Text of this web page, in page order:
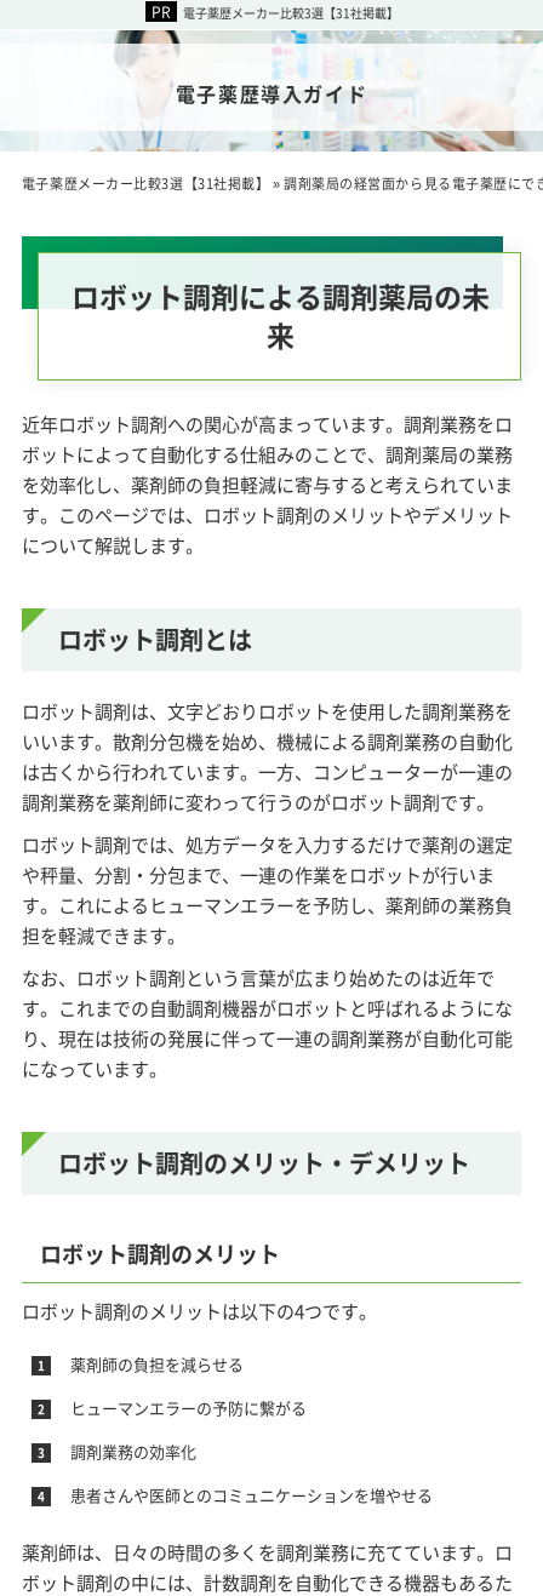
電子薬歴メーカー比較3選【31社掲載】
電子薬歴導入ガイド
電子薬歴メーカー比較3選【31社掲載】 »調剤薬局の経営面から見る電子薬歴にで
ロボット調剤による調剤薬局の未
来
近年ロボット調剤への関心が高まっています。調剤業務をロ
ボットによって自動化する仕組みのことで、調剤薬局の業務
を効率化し、薬剤師の負担軽減に寄与すると考えられていま
す。このページでは、ロボット調剤のメリットやデメリット
について解説します。
ロボット調剤とは
ロボット調剤は、文字どおりロボットを使用した調剤業務を
いいます。散剤分包機を始め、機械による調剤業務の自動化
は古くから行われています。一方、コンピューターが一連の
調剤業務を薬剤師に変わって行うのがロボット調剤です。
ロボット調剤では、処方データを入力するだけで薬剤の選定
や秤量、分割・分包まで、一連の作業をロボットが行いま
す。これによるヒューマンエラーを予防し、薬剤師の業務負
担を軽減できます。
なお、ロボット調剤という言葉が広まり始めたのは近年で
す。これまでの自動調剤機器がロボットと呼ばれるようにな
り、現在は技術の発展に伴って一連の調剤業務が自動化可能
になっています。
ロボット調剤のメリット・デメリット
ロボット調剤のメリット
ロボット調剤のメリットは以下の4つです。
薬剤師の負担を減らせる
ヒューマンエラーの予防に繋がる
調剤業務の効率化
患者さんや医師とのコミュニケーションを増やせる
薬剤師は、日々の時間の多くを調剤業務に充てています。ロ
ボット調剤の中には、計数調剤を自動化できる機器もあるた